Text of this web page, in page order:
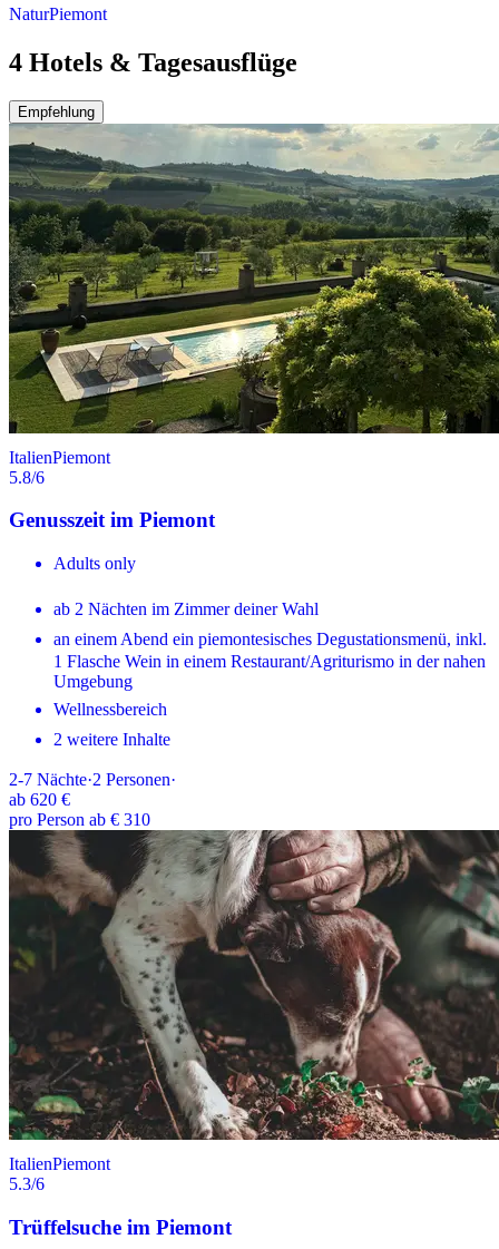
NaturPiemont
4 Hotels & Tagesausflüge
Empfehlung
ItalienPiemont
5.8/6
Genusszeit im Piemont
Adults only
ab 2 Nächten im Zimmer deiner Wahl
an einem Abend ein piemontesisches Degustationsmenü, inkl.
1 Flasche Wein in einem Restaurant/Agriturismo in der nahen
Umgebung
Wellnessbereich
2 weitere Inhalte
2-7 Nächte·2 Personen·
ab 620 €
pro Person ab € 310
ItalienPiemont
5.3/6
Trüffelsuche im Piemont